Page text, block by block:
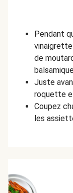
Pendant
vinaigrette
de
Juste
roquette
Coupez
les